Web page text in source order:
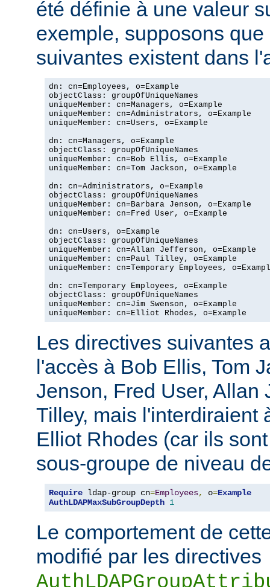
été définie à une valeur
exemple, supposons
suivantes existent dans
dn: cn=Employees, o=Example
objectClass: groupOfUniqueNames
uniqueMember: cn=Managers, o=Example
uniqueMember: cn=Administrators, o=Example
uniqueMember: cn=Users, o=Example
dn: cn=Managers, o=Example
objectClass: groupOfUniqueNames
uniqueMember: cn=Bob Ellis, o=Example
uniqueMember: cn=Tom Jackson, o=Example
dn: cn=Administrators, o=Example
objectClass: groupOfUniqueNames
uniqueMember: cn=Barbara Jenson, o=Example
uniqueMember: cn=Fred User, o=Example
dn: cn=Users, o=Example
objectClass: groupOfUniqueNames
uniqueMember: cn=Allan Jefferson, o=Example
uniqueMember: cn=Paul Tilley, o=Example
uniqueMember: cn=Temporary Employees,
dn: cn=Temporary Employees, o=Example
objectClass: groupOfUniqueNames
uniqueMember: cn=Jim Swenson, o=Example
uniqueMember: cn=Elliot Rhodes, o=Example
Les directives suivantes
l'accès à Bob Ellis, Tom
Jenson, Fred User, Allan
Tilley, mais l'interdiraient
Elliot Rhodes (car ils
sous-groupe de niveau
Require ldap-group cn=Employees, o=Example
AuthLDAPMaxSubGroupDepth 1
Le comportement de
modifié par les directives